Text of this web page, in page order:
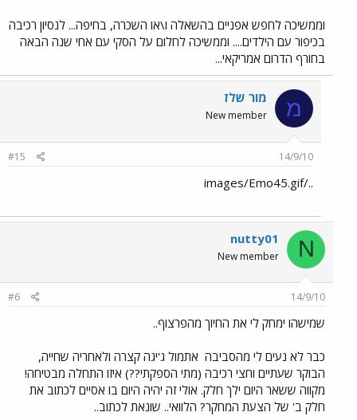
וממשיכה לחפש אפניים בהשאלה ו\או השכרה, בחיפה... לנסיון רכיבה
בכיפור עם הילדים.... וממשיכה לחלום על הסקי עם אחי שנה הבאה
בחורף הדרום אמריקאי...
מ מור שלז
New member
14/9/10
#15
../images/Emo45.gif
N
nutty01
New member
14/9/10
#6
שמישהו ימחק לי את החיוך מהפרצוף..
כבר לא נעים לי מהסביבה אתמול ג'יגה קצרה ולאחריה שחייה,
הבוקר שעתיים וחצי רכיבה (מתי הספקתי??) איזו התחלה מבטיחה!
מקווה ששאר היום ילך חלק. אולי זה יהיה היום בו אסיים לכתוב את
חלק ב' של הצעת המחקר? הלוואי.. שונאת לכתוב..